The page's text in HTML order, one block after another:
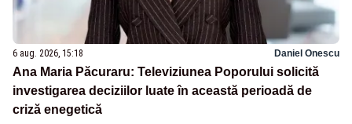
6 aug. 2026, 15:18 Daniel Onescu
Ana Maria Păcuraru: Televiziunea Poporului solicită
investigarea deciziilor luate în această perioadă de
criză enegetică